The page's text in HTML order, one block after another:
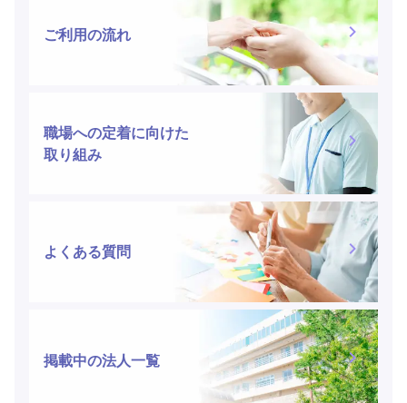
ご利用の流れ
職場への定着に向けた
取り組み
よくある質問
掲載中の法人一覧